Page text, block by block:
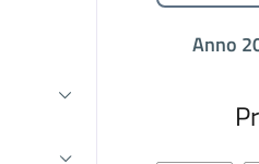
Anno